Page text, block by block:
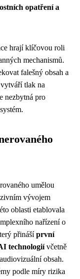
opatření a
hrají klíčovou roli
mechanismů.
falešný obsah a
tlak na
nezbytná pro
umělou
vývojem
oblasti etablovala
nařízení o
přinášíprvní
technologiívčetně
obsah.
podle míry rizika